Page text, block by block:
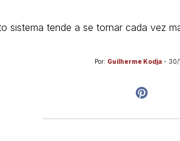
sistema tende a se tornar cada vez
Por: Guilherme Kodja - 30/